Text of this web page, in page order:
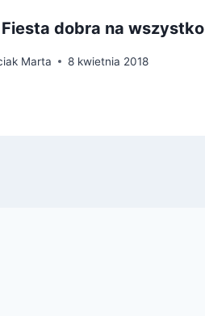
dobra na wszystko
Marta 8 kwietnia 2018